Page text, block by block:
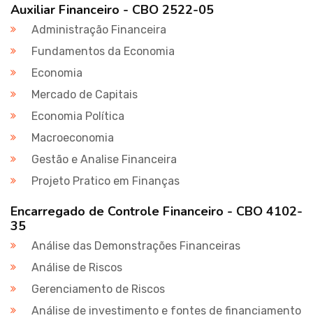
Auxiliar Financeiro - CBO 2522-05
Administração Financeira
Fundamentos da Economia
Economia
Mercado de Capitais
Economia Política
Macroeconomia
Gestão e Analise Financeira
Projeto Pratico em Finanças
Encarregado de Controle Financeiro - CBO 4102-
35
Análise das Demonstrações Financeiras
Análise de Riscos
Gerenciamento de Riscos
Análise de investimento e fontes de financiamento